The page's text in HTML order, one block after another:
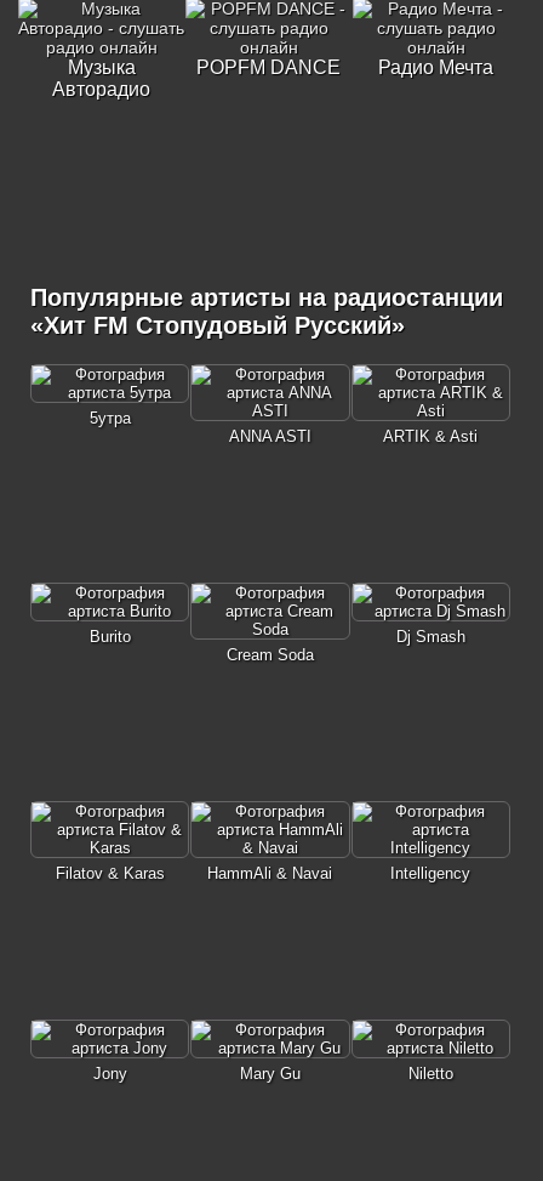
Музыка
Авторадио
POPFM DANCE Радио Мечта
Популярные артисты на радиостанции
«Хит FM Стопудовый Русский»
5утра
ANNA ASTI
ARTIK & Asti
Burito
Cream Soda
Dj Smash
Filatov & Karas HammAli & Navai Intelligency
Jony Mary Gu Niletto